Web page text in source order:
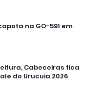
na GO-591 em
Cabeceiras fica
do Urucuia 2026